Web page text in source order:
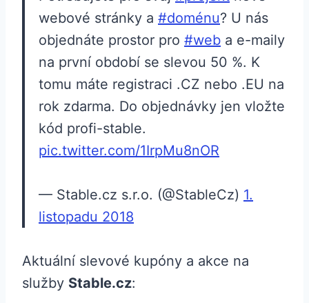
webové stránky a #doménu? U nás
objednáte prostor pro #web a e-maily
na první období se slevou 50 %. K
tomu máte registraci .CZ nebo .EU na
rok zdarma. Do objednávky jen vložte
kód profi-stable.
pic.twitter.com/1IrpMu8nOR
— Stable.cz s.r.o. (@StableCz) 1.
listopadu 2018
Aktuální slevové kupóny a akce na
služby Stable.cz: